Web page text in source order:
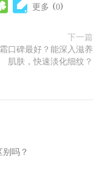
更多 (0)
下一篇
口碑最好？能深入滋养
肌肤，快速淡化细纹？
吗？